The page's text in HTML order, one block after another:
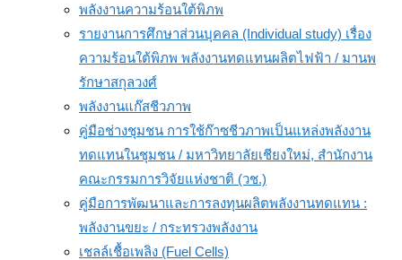
พลังงานความร้อนใต้พิภพ
รายงานการศึกษาส่วนบุคคล (Individual study) เรื่อง
ความร้อนใต้พิภพ พลังงานทดแทนผลิตไฟฟ้า / มานพ
รักษาสกุลวงศ์
พลังงานแก๊สชีวภาพ
คู่มือช่างชุมชน การใช้ก๊าซชีวภาพเป็นแหล่งพลังงาน
ทดแทนในชุมชน / มหาวิทยาลัยเชียงใหม่, สำนักงาน
คณะกรรมการวิจัยแห่งชาติ (วช.)
คู่มือการพัฒนาและการลงทุนผลิตพลังงานทดแทน :
พลังงานขยะ / กระทรวงพลังงาน
เชลล์เชื้อเพลิง (Fuel Cells)